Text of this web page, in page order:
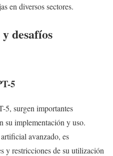
en diversos sectores.
desafíos
5
5, surgen importantes
su implementación y uso.
avanzado, es
y restricciones de su utilización